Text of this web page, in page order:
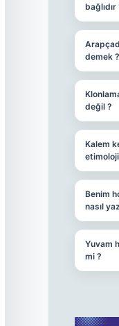
bağlıdır
demek ?
değil ?
Kalem
Benim
nasıl
Yuvam
mi ?